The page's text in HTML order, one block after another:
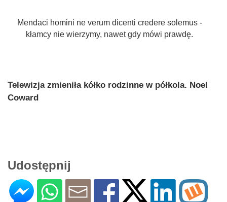
Mendaci homini ne verum dicenti credere solemus -
kłamcy nie wierzymy, nawet gdy mówi prawdę.
Telewizja zmieniła kółko rodzinne w półkola. Noel
Coward
Udostępnij